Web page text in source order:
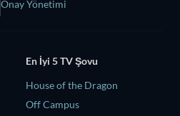
Onay Yönetimi
En İyi 5 TV Şovu
House of the Dragon
Off Campus